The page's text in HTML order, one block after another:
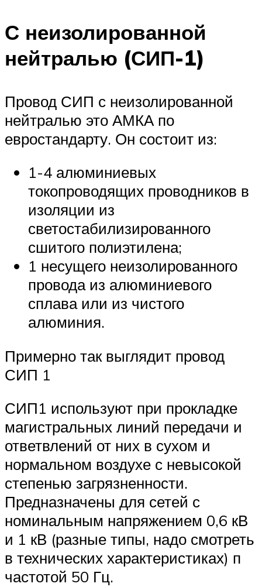
С неизолированной
нейтралью (СИП-1)
Провод СИП с неизолированной
нейтралью это АМКА по
евростандарту. Он состоит из:
1-4 алюминиевых
токопроводящих проводников в
изоляции из
светостабилизированного
сшитого полиэтилена;
1 несущего неизолированного
провода из алюминиевого
сплава или из чистого
алюминия.
Примерно так выглядит провод
СИП 1
СИП1 используют при прокладке
магистральных линий передачи и
ответвлений от них в сухом и
нормальном воздухе с невысокой
степенью загрязненности.
Предназначены для сетей с
номинальным напряжением 0,6 кВ
и 1 кВ (разные типы, надо смотреть
в технических характеристиках) п
частотой 50 Гц.